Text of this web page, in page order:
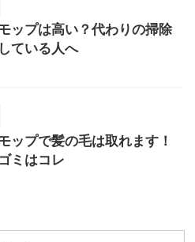
ップは高い？代わりの掃除
ている人へ
ップで髪の毛は取れます！
ミはコレ